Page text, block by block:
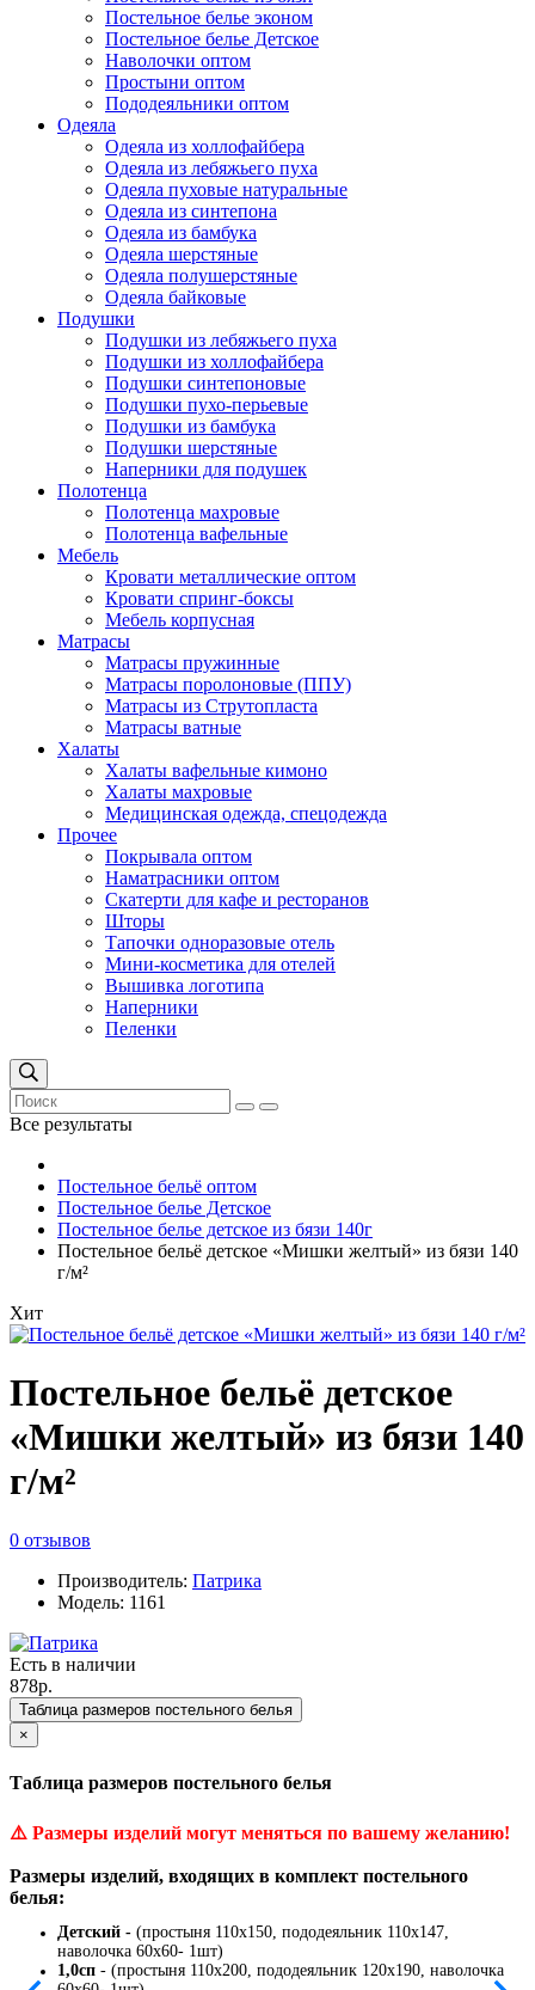
Постельное белье эконом
Постельное белье Детское
Наволочки оптом
Простыни оптом
Пододеяльники оптом
Одеяла
Одеяла из холлофайбера
Одеяла из лебяжьего пуха
Одеяла пуховые натуральные
Одеяла из синтепона
Одеяла из бамбука
Одеяла шерстяные
Одеяла полушерстяные
Одеяла байковые
Подушки
Подушки из лебяжьего пуха
Подушки из холлофайбера
Подушки синтепоновые
Подушки пухо-перьевые
Подушки из бамбука
Подушки шерстяные
Наперники для подушек
Полотенца
Полотенца махровые
Полотенца вафельные
Мебель
Кровати металлические оптом
Кровати спринг-боксы
Мебель корпусная
Матрасы
Матрасы пружинные
Матрасы поролоновые (ППУ)
Матрасы из Струтопласта
Матрасы ватные
Халаты
Халаты вафельные кимоно
Халаты махровые
Медицинская одежда, спецодежда
Прочее
Покрывала оптом
Наматрасники оптом
Скатерти для кафе и ресторанов
Шторы
Тапочки одноразовые отель
Мини-косметика для отелей
Вышивка логотипа
Наперники
Пеленки
Все результаты
Постельное бельё оптом
Постельное белье Детское
Постельное белье детское из бязи 140г
Постельное бельё детское «Мишки желтый» из бязи 140
г/м²
Хит
Постельное бельё детское
«Мишки желтый» из бязи 140
г/м²
0 отзывов
Производитель: Патрика
Модель: 1161
Есть в наличии
878р.
Таблица размеров постельного белья
×
Таблица размеров постельного белья
⚠️ Размеры изделий могут меняться по вашему желанию!
Размеры изделий, входящих в комплект постельного
белья:
Детский - (простыня 110х150, пододеяльник 110х147,
наволочка 60х60- 1шт)
1,0сп - (простыня 110х200, пододеяльник 120х190, наволочка